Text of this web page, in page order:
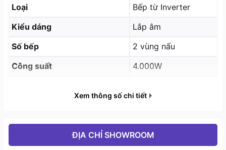
va chạm dẫn đến vỡ mặt kính.
Loại
Bếp từ Inverter
Kiểu dáng
Lắp âm
Số bếp
2 vùng nấu
Công suất
4.000W
Kích thước lắp đặt (mm)
W670 x D370
Thuế VAT
Đã VAT
Xem thông số chi tiết
ĐỊA CHỈ SHOWROOM